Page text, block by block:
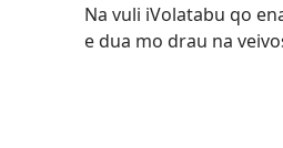
Na vuli iVolatabu qo
e dua mo drau na